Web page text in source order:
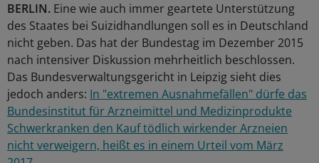
BERLIN. Eine wie auch immer geartete Unterstützung
des Staates bei Suizidhandlungen soll es in Deutschland
nicht geben. Das hat der Bundestag im Dezember 2015
nach intensiver Diskussion mehrheitlich beschlossen.
Das Bundesverwaltungsgericht in Leipzig sieht dies
jedoch anders: In "extremen Ausnahmefällen" dürfe das
Bundesinstitut für Arzneimittel und Medizinprodukte
Schwerkranken den Kauf tödlich wirkender Arzneien
nicht verweigern, heißt es in einem Urteil vom März